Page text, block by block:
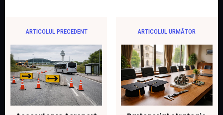
ARTICOLUL PRECEDENT ARTICOLUL URMĂTOR